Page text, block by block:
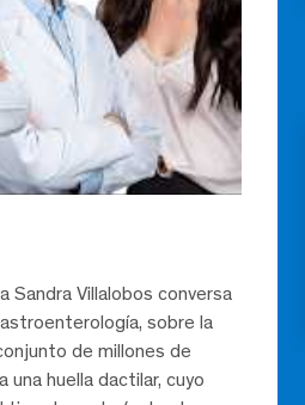
Villalobos conversa
sobre la
de millones de
una huella dactilar, cuyo